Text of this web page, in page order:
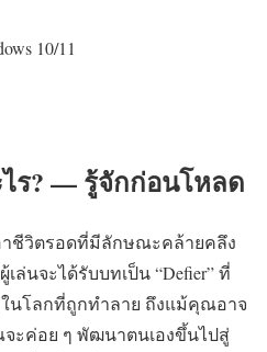
10/11
ไร? — รู้จักก่อนโหลด
าชีวิตรอดที่มีลักษณะคล้ายคลึง
ล่นจะได้รับบทเป็น “Defier” ที่
นโลกที่ถูกทำลาย ถึงแม้คุณอาจ
ะค่อย ๆ พัฒนาตนเองขึ้นไปสู่